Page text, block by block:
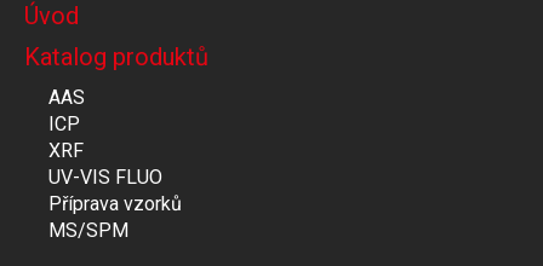
Úvod
Katalog produktů
AAS
ICP
XRF
UV-VIS FLUO
Příprava vzorků
MS/SPM